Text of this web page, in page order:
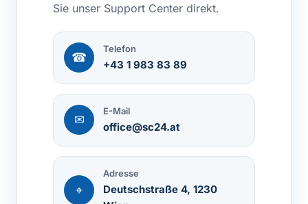
Sie unser Support Center direkt.
☎
Telefon
+43 1 983 83 89
✉
E-Mail
office@sc24.at
⌖
Adresse
Deutschstraße 4, 1230